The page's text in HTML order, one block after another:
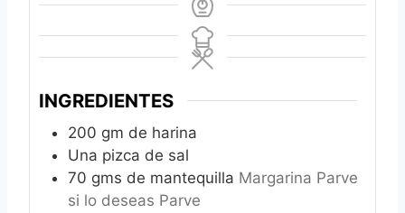
INGREDIENTES
200 gm de harina
Una pizca de sal
70 gms de mantequilla Margarina Parve
si lo deseas Parve